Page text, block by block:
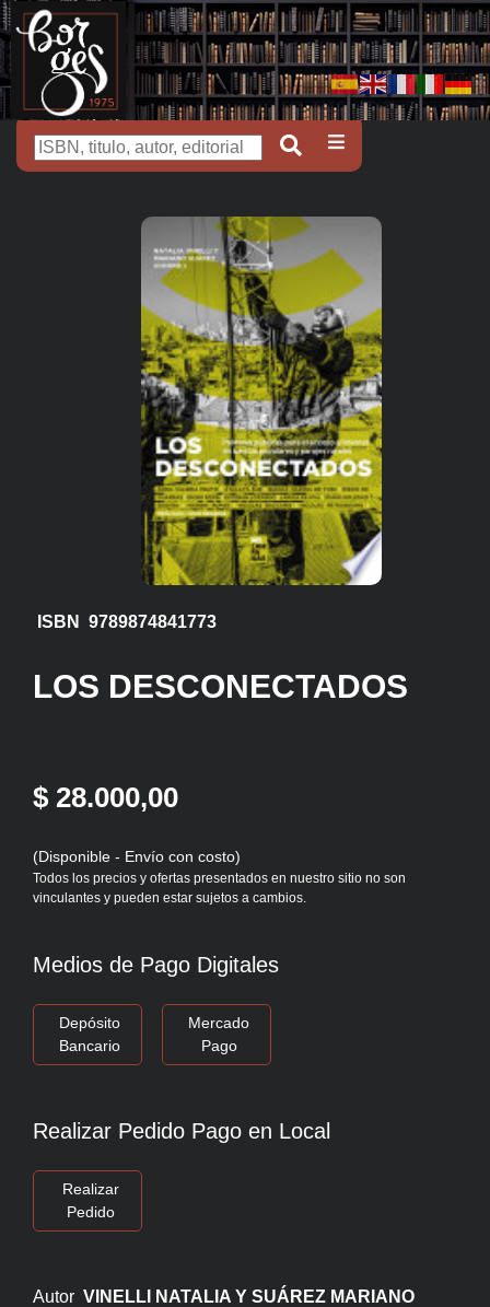
ISBN 9789874841773
LOS DESCONECTADOS
$ 28.000,00
(Disponible - Envío con costo)
Todos los precios y ofertas presentados en nuestro sitio no son
vinculantes y pueden estar sujetos a cambios.
Medios de Pago Digitales
Depósito
Bancario
Mercado
Pago
Realizar Pedido Pago en Local
Realizar
Pedido
Autor VINELLI NATALIA Y SUÁREZ MARIANO